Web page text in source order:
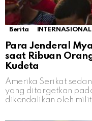
Berita INTERNASIONAL
Para Jenderal
saat Ribuan
Kudeta
Amerika Serikat
yang ditargetkan
dikendalikan oleh